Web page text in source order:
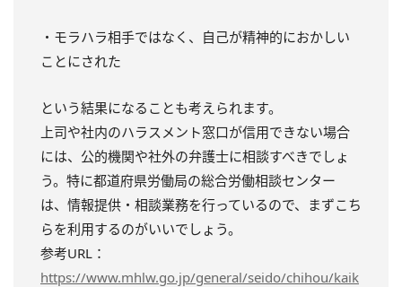
・モラハラ相手ではなく、自己が精神的におかしい
ことにされた
という結果になることも考えられます。
上司や社内のハラスメント窓口が信用できない場合
には、公的機関や社外の弁護士に相談すべきでしょ
う。特に都道府県労働局の総合労働相談センター
は、情報提供・相談業務を行っているので、まずこち
らを利用するのがいいでしょう。
参考URL：
https://www.mhlw.go.jp/general/seido/chihou/kaik